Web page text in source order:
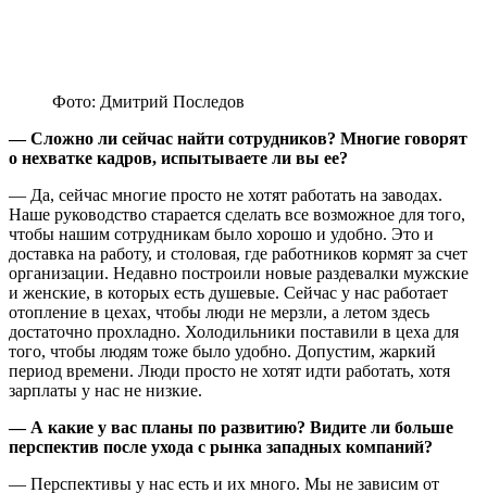
Фото: Дмитрий Последов
— Сложно ли сейчас найти сотрудников? Многие говорят
о нехватке кадров, испытываете ли вы ее?
— Да, сейчас многие просто не хотят работать на заводах.
Наше руководство старается сделать все возможное для того,
чтобы нашим сотрудникам было хорошо и удобно. Это и
доставка на работу, и столовая, где работников кормят за счет
организации. Недавно построили новые раздевалки мужские
и женские, в которых есть душевые. Сейчас у нас работает
отопление в цехах, чтобы люди не мерзли, а летом здесь
достаточно прохладно. Холодильники поставили в цеха для
того, чтобы людям тоже было удобно. Допустим, жаркий
период времени. Люди просто не хотят идти работать, хотя
зарплаты у нас не низкие.
— А какие у вас планы по развитию? Видите ли больше
перспектив после ухода с рынка западных компаний?
— Перспективы у нас есть и их много. Мы не зависим от